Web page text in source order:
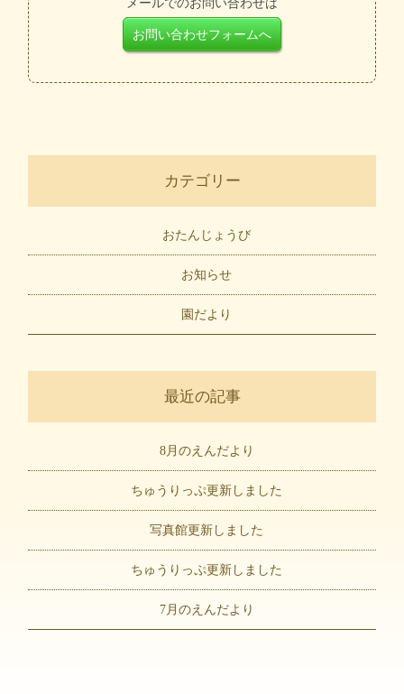
お問い合わせフォームへ
カテゴリー
おたんじょうび
お知らせ
園だより
最近の記事
8月のえんだより
ちゅうりっぷ更新しました
写真館更新しました
ちゅうりっぷ更新しました
7月のえんだより